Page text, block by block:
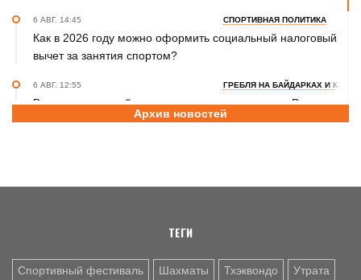
6 АВГ. 14:45 СПОРТИВНАЯ ПОЛИТИКА
Как в 2026 году можно оформить социальный налоговый
вычет за занятия спортом?
6 АВГ. 12:55 ГРЕБЛЯ НА БАЙДАРКАХ И КАНОЭ
В заключительный день юниорского первенства России
на счету алтайских гребцов три медали
летняя. Поспелиха, 2014 год. Часть первая
Архив новостей
ТЕГИ
Спортивный фестиваль Шахматы Тхэквондо Утрата